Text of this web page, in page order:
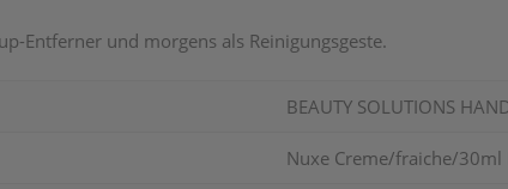
Entferner und morgens als Reinigungsgeste.
BEAUTY SOLUTIONS
Nuxe Creme/fraiche/30ml